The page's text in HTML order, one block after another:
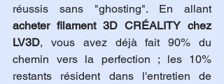
réussis sans "ghosting". En allant
acheter filament 3D CRÉALITY chez
LV3D, vous avez déjà fait 90% du
chemin vers la perfection ; les 10%
restants résident dans l'entretien de